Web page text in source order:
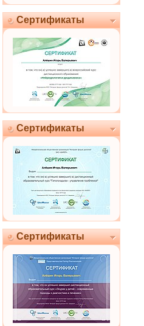
Сертификаты
Сертификаты
Сертификаты